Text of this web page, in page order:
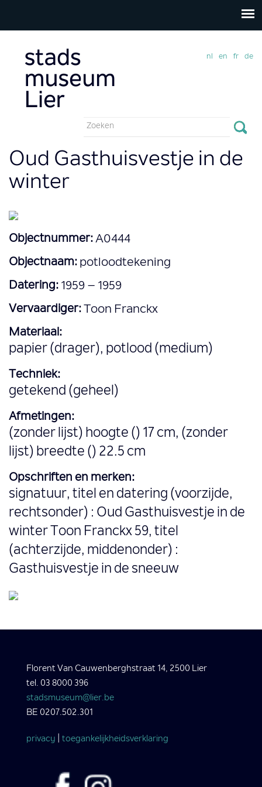
Zoekveld
nl en fr de
Oud Gasthuisvestje in de
winter
Objectnummer: A0444
Objectnaam: potloodtekening
Datering: 1959 – 1959
Vervaardiger: Toon Franckx
Materiaal:
papier (drager), potlood (medium)
Techniek:
getekend (geheel)
Afmetingen:
(zonder lijst) hoogte () 17 cm, (zonder
lijst) breedte () 22.5 cm
Opschriften en merken:
signatuur, titel en datering (voorzijde,
rechtsonder) : Oud Gasthuisvestje in de
winter Toon Franckx 59, titel
(achterzijde, middenonder) :
Gasthuisvestje in de sneeuw
Florent Van Cauwenberghstraat 14, 2500 Lier
tel. 03 8000 396
stadsmuseum@lier.be
BE 0207.502.301
privacy toegankelijkheidsverklaring